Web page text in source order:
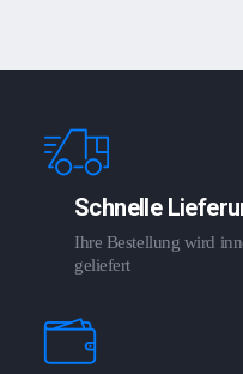
Schnelle
Ihre Bestellung wird
geliefert